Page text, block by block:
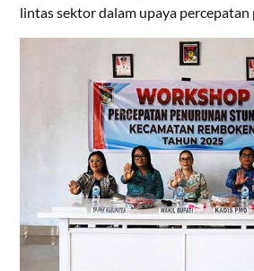
lintas sektor dalam upaya